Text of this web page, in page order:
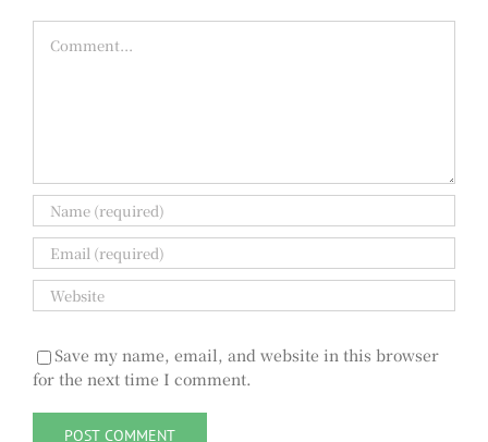
Save my name, email, and website in this browser
for the next time I comment.